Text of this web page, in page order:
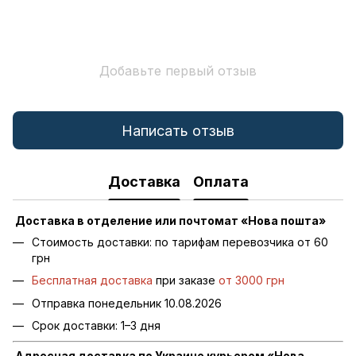
Добавьте первый отзыв
Написать отзыв
Доставка Оплата
Доставка в отделение или почтомат «Нова пошта»
Стоимость доставки: по тарифам перевозчика от 60
грн
Бесплатная доставка при заказе от 3000 грн
Отправка понедельник 10.08.2026
Срок доставки: 1–3 дня